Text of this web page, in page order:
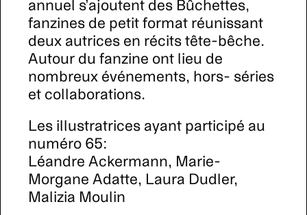
annuel s’ajoutent des Bûchettes,
fanzines de petit format réunissant
deux autrices en récits tête-bêche.
Autour du fanzine ont lieu de
nombreux événements, hors- séries
et collaborations.
Les illustratrices ayant participé au
numéro 65:
Léandre Ackermann, Marie-
Morgane Adatte, Laura Dudler,
Malizia Moulin